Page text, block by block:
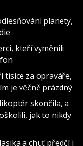
planety,
kteří vyměnili
tisíce za opraváře,
je věčně prázdný
skončila, a
jak to nikdy
a chuť předčí i